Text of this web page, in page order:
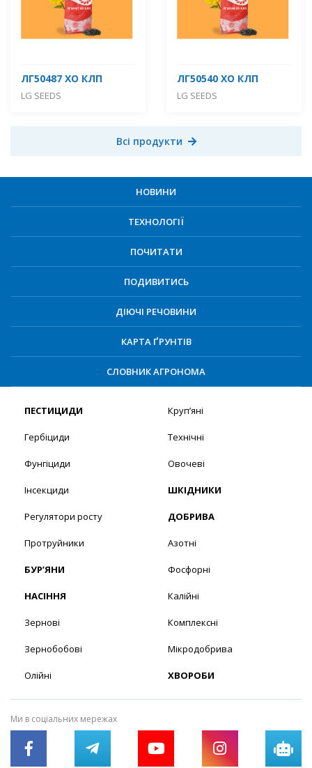
ЛГ50487 ХО КЛП
LG SEEDS
ЛГ50540 ХО КЛП
LG SEEDS
Всі продукти
НОВИНИ
ТЕХНОЛОГІЇ
ПОЧИТАТИ
ПОДИВИТИСЬ
ДІЮЧІ РЕЧОВИНИ
КАРТА ҐРУНТІВ
СЛОВНИК АГРОНОМА
ПЕСТИЦИДИ
Гербіциди
Фунгіциди
Інсекциди
Регулятори росту
Протруйники
БУР’ЯНИ
НАСІННЯ
Зернові
Зернобобові
Олійні
Круп’яні
Технічні
Овочеві
ШКІДНИКИ
ДОБРИВА
Азотні
Фосфорні
Калійні
Комплексні
Мікродобрива
ХВОРОБИ
Ми в соціальних мережах